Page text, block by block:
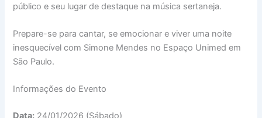
público e seu lugar de destaque na música sertaneja.
Prepare-se para cantar, se emocionar e viver uma noite
inesquecível com Simone Mendes no Espaço Unimed em
São Paulo.
Informações do Evento
Data: 24/01/2026 (Sábado)